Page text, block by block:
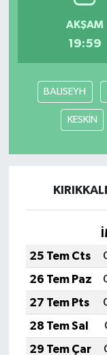
AKŞAM
19:59
BALISEYH
KESKİN
25 Tem Cts
26 Tem Paz
27 Tem Pts
28 Tem Sal
29 Tem Çar